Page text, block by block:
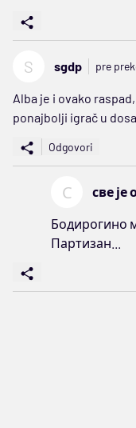
S sgdp pre
Alba je i ovako
ponajbolji igrač u
Odgovori
С све је
Бодирогино
Партизан...